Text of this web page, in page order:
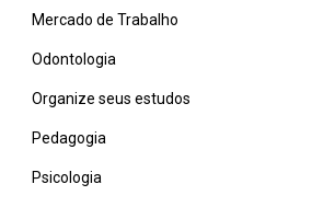
Mercado de Trabalho
Odontologia
Organize seus estudos
Pedagogia
Psicologia